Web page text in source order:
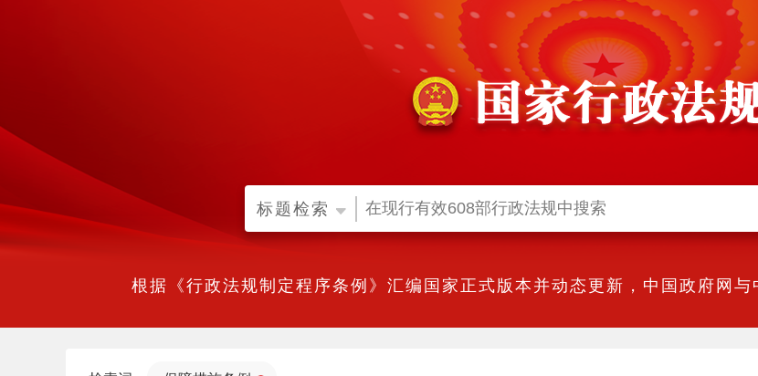
标题检索
根据《行政法规制定程序条例》汇编国家正式版本并动态更新，中国政府网